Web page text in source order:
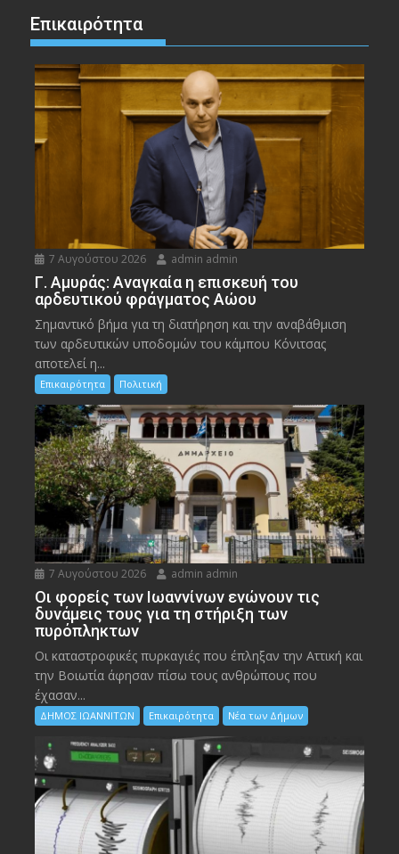
Επικαιρότητα
7 Αυγούστου 2026 admin admin
Γ. Αμυράς: Αναγκαία η επισκευή του
αρδευτικού φράγματος Αώου
Σημαντικό βήμα για τη διατήρηση και την αναβάθμιση
των αρδευτικών υποδομών του κάμπου Κόνιτσας
αποτελεί η...
Επικαιρότητα Πολιτική
7 Αυγούστου 2026 admin admin
Οι φορείς των Ιωαννίνων ενώνουν τις
δυνάμεις τους για τη στήριξη των
πυρόπληκτων
Οι καταστροφικές πυρκαγιές που έπληξαν την Αττική και
την Bοιωτία άφησαν πίσω τους ανθρώπους που
έχασαν...
ΔΗΜΟΣ ΙΩΑΝΝΙΤΩΝ Επικαιρότητα Νέα των Δήμων